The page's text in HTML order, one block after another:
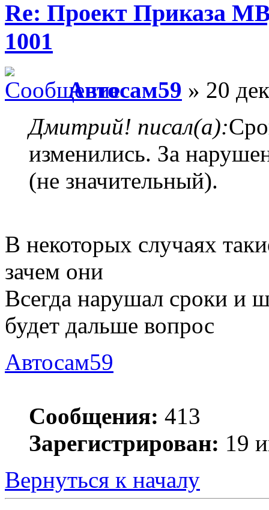
Re: Проект Приказа
1001
Автосам59 » 20
Дмитрий! писал(а):
изменились. За
(не значительный).
В некоторых случаях
зачем они
Всегда нарушал сроки и
будет дальше вопрос
Автосам59
Сообщения: 413
Зарегистрирован: 19
Вернуться к началу